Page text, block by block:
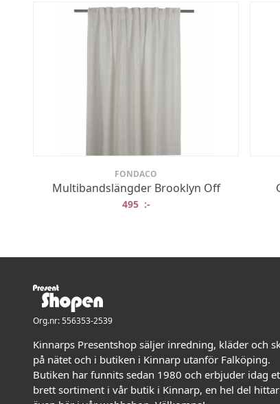
FONDACO
Multibandslängder Brooklyn Off
495 :-
Org.nr: 556353-2539
Kinnarps Presentshop säljer inredning, kläder och
på nätet och i butiken i Kinnarp utanför Falköping.
Butiken har funnits sedan 1980 och erbjuder idag
brett sortiment i vår butik i Kinnarp, en hel del